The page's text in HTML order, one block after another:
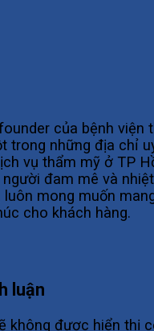
của bệnh viện
trong những địa chỉ
vụ thẩm mỹ ở TP
đam mê và
luôn mong muốn
cho khách hàng.
luận
không được hiển thị